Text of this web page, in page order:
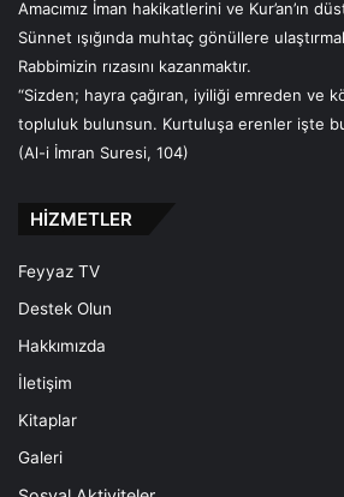
Amacımız İman hakikatlerini ve Kur’an’ın
Sünnet ışığında muhtaç gönüllere
Rabbimizin rızasını kazanmaktır.
“Sizden; hayra çağıran, iyiliği emreden ve
topluluk bulunsun. Kurtuluşa erenler işte
(Al-i İmran Suresi, 104)
HİZMETLER
Feyyaz TV
Destek Olun
Hakkımızda
İletişim
Kitaplar
Galeri